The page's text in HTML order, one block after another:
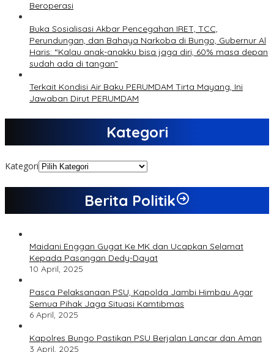
Beroperasi
Buka Sosialisasi Akbar Pencegahan IRET, TCC,
Perundungan, dan Bahaya Narkoba di Bungo, Gubernur Al
Haris: “Kalau anak-anakku bisa jaga diri, 60% masa depan
sudah ada di tangan”
Terkait Kondisi Air Baku PERUMDAM Tirta Mayang, Ini
Jawaban Dirut PERUMDAM
Kategori
Kategori
Berita Politik
Maidani Enggan Gugat Ke MK dan Ucapkan Selamat
Kepada Pasangan Dedy-Dayat
10 April, 2025
Pasca Pelaksanaan PSU, Kapolda Jambi Himbau Agar
Semua Pihak Jaga Situasi Kamtibmas
6 April, 2025
Kapolres Bungo Pastikan PSU Berjalan Lancar dan Aman
3 April, 2025